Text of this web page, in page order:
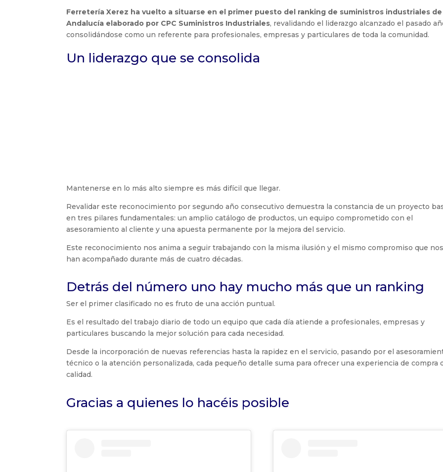
Ferretería Xerez ha vuelto a situarse en el primer puesto del ranking de suministros industriales de
Andalucía elaborado por CPC Suministros Industriales, revalidando el liderazgo alcanzado el pasado
consolidándose como un referente para profesionales, empresas y particulares de toda la comunidad.
Un liderazgo que se consolida
Mantenerse en lo más alto siempre es más difícil que llegar.
Revalidar este reconocimiento por segundo año consecutivo demuestra la constancia de un proyecto
en tres pilares fundamentales: un amplio catálogo de productos, un equipo comprometido con el
asesoramiento al cliente y una apuesta permanente por la mejora del servicio.
Este reconocimiento nos anima a seguir trabajando con la misma ilusión y el mismo compromiso que nos
han acompañado durante más de cuatro décadas.
Detrás del número uno hay mucho más que un ranking
Ser el primer clasificado no es fruto de una acción puntual.
Es el resultado del trabajo diario de todo un equipo que cada día atiende a profesionales, empresas y
particulares buscando la mejor solución para cada necesidad.
Desde la incorporación de nuevas referencias hasta la rapidez en el servicio, pasando por el
técnico o la atención personalizada, cada pequeño detalle suma para ofrecer una experiencia de compra
calidad.
Gracias a quienes lo hacéis posible